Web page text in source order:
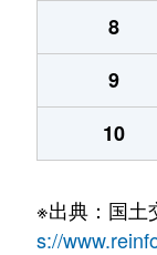
8
9
10
※出典：国土
s://